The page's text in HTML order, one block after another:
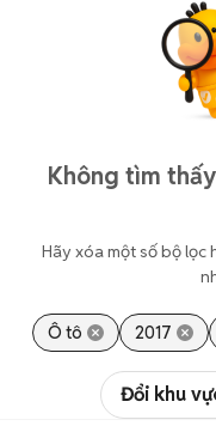
Không tìm
Hãy xóa một số bộ lọc
Ô tô 2017
Đổi khu